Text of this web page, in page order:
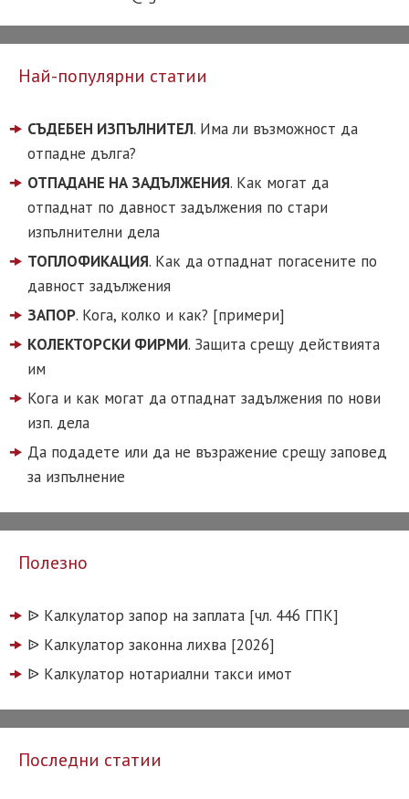
Най-популярни статии
СЪДЕБЕН ИЗПЪЛНИТЕЛ. Има ли възможност да
отпадне дълга?
ОТПАДАНЕ НА ЗАДЪЛЖЕНИЯ. Как могат да
отпаднат по давност задължения по стари
изпълнителни дела
ТОПЛОФИКАЦИЯ. Как да отпаднат погасените по
давност задължения
ЗАПОР. Кога, колко и как? [примери]
КОЛЕКТОРСКИ ФИРМИ. Защита срещу действията
им
Кога и как могат да отпаднат задължения по нови
изп. дела
Да подадете или да не възражение срещу заповед
за изпълнение
Полезно
ᐉ️ Калкулатор запор на заплата [чл. 446 ГПК]
ᐉ️ Калкулатор законна лихва [2026]
ᐉ️ Калкулатор нотариални такси имот
Последни статии